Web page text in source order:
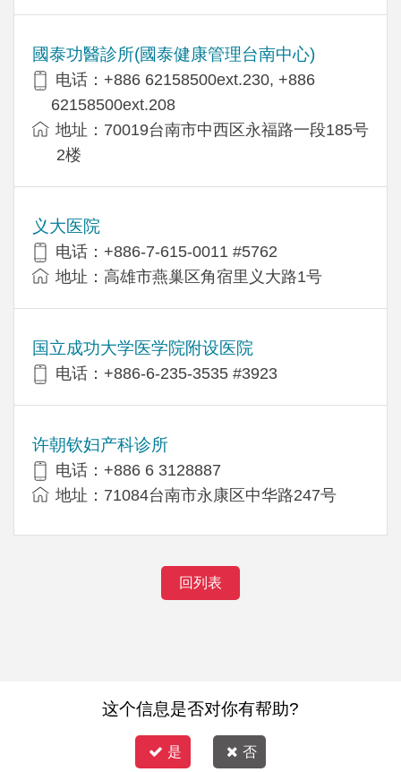
國泰功醫診所(國泰健康管理台南中心)
电话：+886 62158500ext.230, +886
62158500ext.208
地址：70019台南市中西区永福路一段185号
2楼
义大医院
电话：+886-7-615-0011 #5762
地址：高雄市燕巢区角宿里义大路1号
国立成功大学医学院附设医院
电话：+886-6-235-3535 #3923
许朝钦妇产科诊所
电话：+886 6 3128887
地址：71084台南市永康区中华路247号
回列表
这个信息是否对你有帮助?
是 否